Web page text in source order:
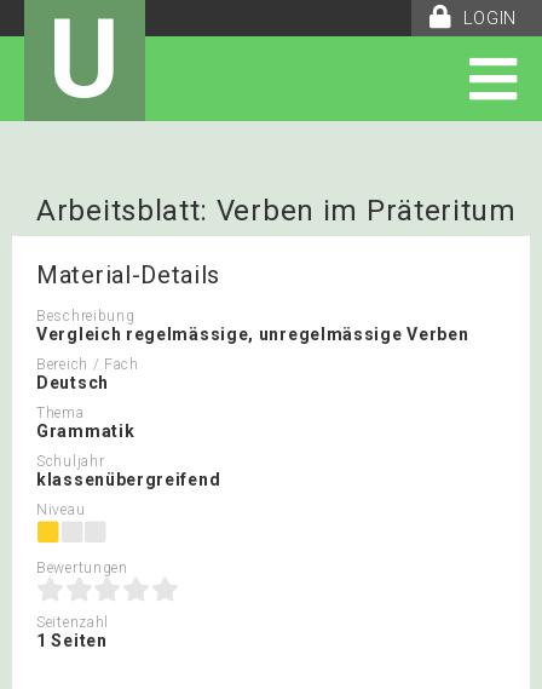
LOGIN
U
Arbeitsblatt: Verben im Präteritum
Material-Details
Beschreibung
Vergleich regelmässige, unregelmässige Verben
Bereich / Fach
Deutsch
Thema
Grammatik
Schuljahr
klassenübergreifend
Niveau
Bewertungen
Seitenzahl
1 Seiten